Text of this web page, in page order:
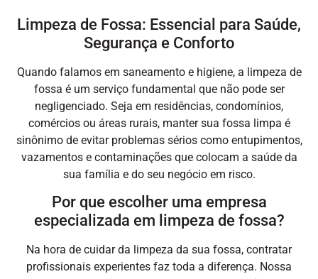
Limpeza de Fossa: Essencial para Saúde,
Segurança e Conforto
Quando falamos em saneamento e higiene, a limpeza de
fossa é um serviço fundamental que não pode ser
negligenciado. Seja em residências, condomínios,
comércios ou áreas rurais, manter sua fossa limpa é
sinônimo de evitar problemas sérios como entupimentos,
vazamentos e contaminações que colocam a saúde da
sua família e do seu negócio em risco.
Por que escolher uma empresa
especializada em limpeza de fossa?
Na hora de cuidar da limpeza da sua fossa, contratar
profissionais experientes faz toda a diferença. Nossa